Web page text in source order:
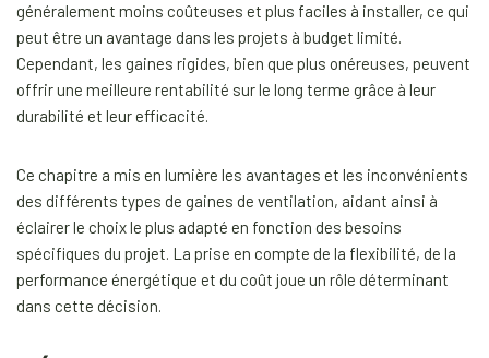
généralement moins coûteuses et plus faciles à installer, ce qui
peut être un avantage dans les projets à budget limité.
Cependant, les gaines rigides, bien que plus onéreuses, peuvent
offrir une meilleure rentabilité sur le long terme grâce à leur
durabilité et leur efficacité.
Ce chapitre a mis en lumière les avantages et les inconvénients
des différents types de gaines de ventilation, aidant ainsi à
éclairer le choix le plus adapté en fonction des besoins
spécifiques du projet. La prise en compte de la flexibilité, de la
performance énergétique et du coût joue un rôle déterminant
dans cette décision.